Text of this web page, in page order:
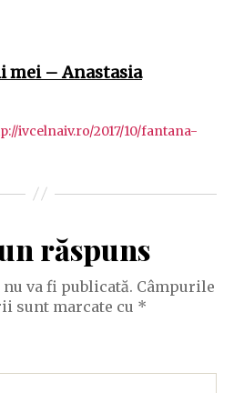
mei – Anastasiaspune:
ivcelnaiv.ro/2017/10/fantana-
răspuns
va fi publicată. Câmpurile
sunt marcate cu *